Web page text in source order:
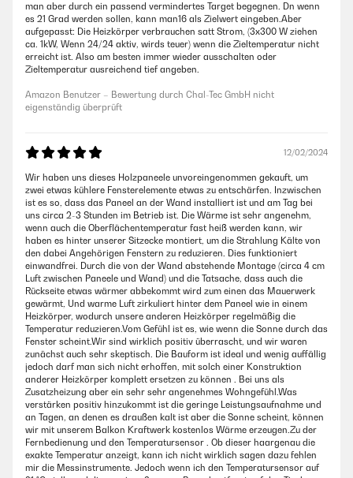
man aber durch ein passend vermindertes Target begegnen. Dn wenn
es 21 Grad werden sollen, kann man16 als Zielwert eingeben.Aber
aufgepasst: Die Heizkörper verbrauchen satt Strom, (3x300 W ziehen
ca. 1kW, Wenn 24/24 aktiv, wirds teuer) wenn die Zieltemperatur nicht
erreicht ist. Also am besten immer wieder ausschalten oder
Zieltemperatur ausreichend tief angeben.
Amazon Benutzer – Bewertung durch Chal-Tec GmbH nicht
eigenständig überprüft
12/02/2024
Wir haben uns dieses Holzpaneele unvoreingenommen gekauft, um
zwei etwas kühlere Fensterelemente etwas zu entschärfen. Inzwischen
ist es so, dass das Paneel an der Wand installiert ist und am Tag bei
uns circa 2-3 Stunden im Betrieb ist. Die Wärme ist sehr angenehm,
wenn auch die Oberflächentemperatur fast heiß werden kann, wir
haben es hinter unserer Sitzecke montiert, um die Strahlung Kälte von
den dabei Angehörigen Fenstern zu reduzieren. Dies funktioniert
einwandfrei. Durch die von der Wand abstehende Montage (circa 4 cm
Luft zwischen Paneele und Wand) und die Tatsache, dass auch die
Rückseite etwas wärmer abbekommt wird zum einen das Mauerwerk
gewärmt, Und warme Luft zirkuliert hinter dem Paneel wie in einem
Heizkörper, wodurch unsere anderen Heizkörper regelmäßig die
Temperatur reduzieren.Vom Gefühl ist es, wie wenn die Sonne durch das
Fenster scheint.Wir sind wirklich positiv überrascht, und wir waren
zunächst auch sehr skeptisch. Die Bauform ist ideal und wenig auffällig
jedoch darf man sich nicht erhoffen, mit solch einer Konstruktion
anderer Heizkörper komplett ersetzen zu können . Bei uns als
Zusatzheizung aber ein sehr sehr angenehmes Wohngefühl.Was
verstärken positiv hinzukommt ist die geringe Leistungsaufnahme und
an Tagen, an denen es draußen kalt ist aber die Sonne scheint, können
wir mit unserem Balkon Kraftwerk kostenlos Wärme erzeugen.Zu der
Fernbedienung und den Temperatursensor . Ob dieser haargenau die
exakte Temperatur anzeigt, kann ich nicht wirklich sagen dazu fehlen
mir die Messinstrumente. Jedoch wenn ich den Temperatursensor auf